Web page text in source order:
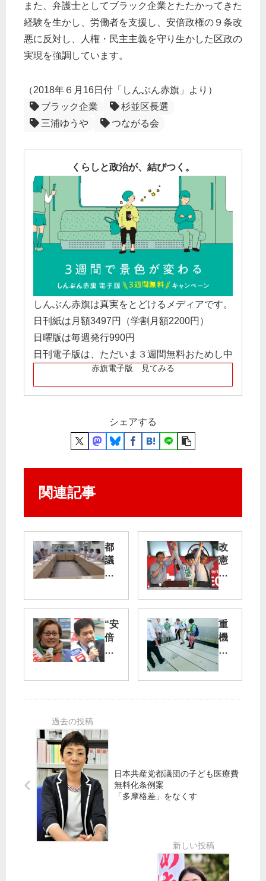
また、弁護士としてブラック企業とたたかってきた
経験を生かし、労働者を支援し、安倍政権の９条改
悪に反対し、人権・民主主義を守り生かした区政の
実現を強調しています。
（2018年６月16日付「しんぶん赤旗」より）
ブラック企業
杉並区長選
三浦ゆうや
つながる会
くらしと政治が、結びつく。
しんぶん赤旗は真実をとどけるメディアです。
日刊紙は月額3497円（学割月額2200円）
日曜版は毎週発行990円
日刊電子版は、ただいま３週間無料おためし中
赤旗電子版 見てみる
シェアする
関連記事
都
議
団
「
骨
髄
バ
ン
る
東
京
の
の
要
請
改
憲
問
題
が
大
争
点
に
「
の
産
党
“安
倍
暴
た
の
願
い
は
党
へ
宮
重
機
搬
入
カ
日本共産党都議団の子ども医療費
無料化条例案
「多摩格差」をなくす